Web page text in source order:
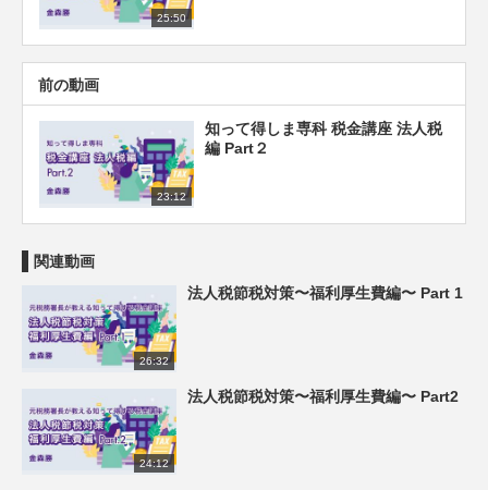
25:50
前の動画
23:12
知って得しま専科 税金講座 法人税
編 Part２
関連動画
26:32
法人税節税対策〜福利厚生費編〜 Part 1
24:12
法人税節税対策〜福利厚生費編〜 Part2